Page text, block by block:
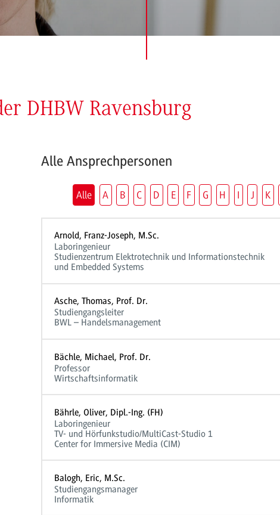
DHBW Ravensburg
Alle Ansprechpersonen
Alle A B C D E F G H I J K
Arnold, Franz-Joseph, M.Sc.
Laboringenieur
Studienzentrum Elektrotechnik und Informationstechnik
und Embedded Systems
Asche, Thomas, Prof. Dr.
Studiengangsleiter
BWL – Handelsmanagement
Bächle, Michael, Prof. Dr.
Professor
Wirtschaftsinformatik
Bährle, Oliver, Dipl.-Ing. (FH)
Laboringenieur
TV- und Hörfunkstudio/MultiCast-Studio 1
Center for Immersive Media (CIM)
Balogh, Eric, M.Sc.
Studiengangsmanager
Informatik